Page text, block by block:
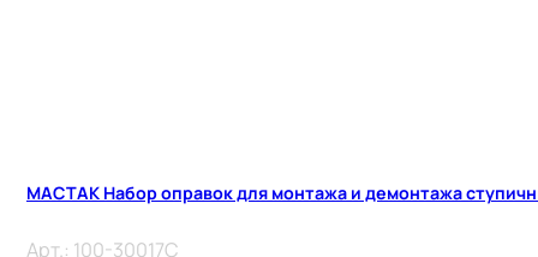
МАСТАК Набор оправок для монтажа и демонтажа
Арт.: 100-30017C